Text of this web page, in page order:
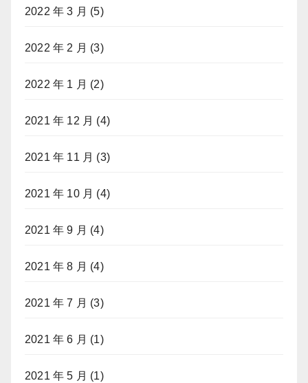
2022 年 3 月 (5)
2022 年 2 月 (3)
2022 年 1 月 (2)
2021 年 12 月 (4)
2021 年 11 月 (3)
2021 年 10 月 (4)
2021 年 9 月 (4)
2021 年 8 月 (4)
2021 年 7 月 (3)
2021 年 6 月 (1)
2021 年 5 月 (1)